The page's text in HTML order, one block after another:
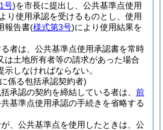
号)を市長に提出し、公共基準点使用
り使用承認を受けるものとし、使用
報告書(様式第3号)により使用結果を
者は、公共基準点使用承認書を常時
は土地所有者等の請求があった場合
しなければならない。
係る包括承認契約者)
承認の契約を締結している者は、 前
基準点使用承認の手続きを省略する
、公共基準点を使用したときは、公